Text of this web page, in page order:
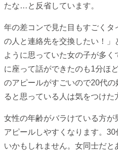
たな…と反省しています。
年の差コンで見た目もすごくタ
の人と連絡先を交換したい！」
ように思っていた女の子が多
に座って話ができたのも1分ほ
のアピールがすごいので20代
ると思っている人は気をつけた
女性の年齢がバラけている方が
アピールしやすくなります。
いかもしれません。女同士だ